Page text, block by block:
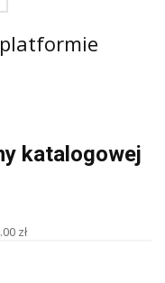
platformie
katalogowej
zł